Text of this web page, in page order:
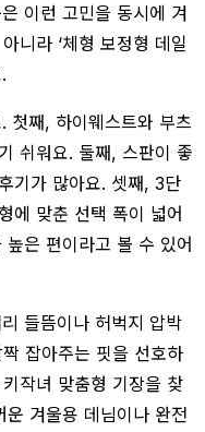
이런 고민을 동시에 겨
니라 ‘체형 보정형 데일
첫째, 하이웨스트와 부츠
쉬워요. 둘째, 스판이 좋
기가 많아요. 셋째, 3단
에 맞춘 선택 폭이 넓어
은 편이라고 볼 수 있어
들뜸이나 허벅지 압박
잡아주는 핏을 선호하
작녀 맞춤형 기장을 찾
겨울용 데님이나 완전